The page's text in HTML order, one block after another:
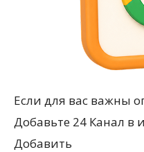
Если для вас важны
Добавьте 24 Канал в
Добавить